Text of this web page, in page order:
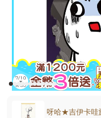
呀哈★吉伊卡哇